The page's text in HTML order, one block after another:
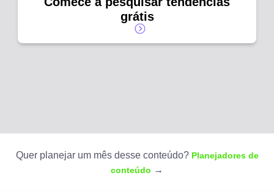
grátis
Quer planejar um mês desse conteúdo? Planejadores de
conteúdo →